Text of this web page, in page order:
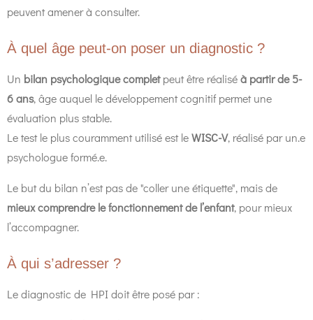
peuvent amener à consulter.
À quel âge peut-on poser un diagnostic ?
Un bilan psychologique completpeut être réaliséà partir de 5-
6 ans, âge auquel le développement cognitif permet une
évaluation plus stable.
Le test le plus couramment utilisé est leWISC-V, réalisé par un.e
psychologue formé.e.
Le but du bilan n’est pas de "coller une étiquette", mais de
mieux comprendre le fonctionnement de l’enfant, pour mieux
l’accompagner.
À qui s’adresser ?
Le diagnostic de HPI doit être posé par :